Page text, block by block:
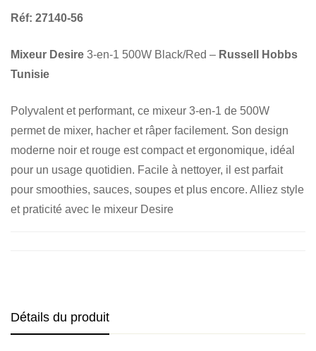
Réf: 27140-56
Mixeur Desire 3-en-1 500W Black/Red – Russell Hobbs
Tunisie
Polyvalent et performant, ce mixeur 3-en-1 de 500W
permet de mixer, hacher et râper facilement. Son design
moderne noir et rouge est compact et ergonomique, idéal
pour un usage quotidien. Facile à nettoyer, il est parfait
pour smoothies, sauces, soupes et plus encore. Alliez style
et praticité avec le mixeur Desire
Détails du produit